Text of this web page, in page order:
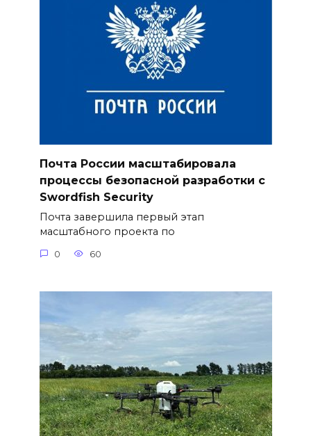
Почта России масштабировала
процессы безопасной разработки с
Swordfish Security
Почта завершила первый этап
масштабного проекта по
0 60